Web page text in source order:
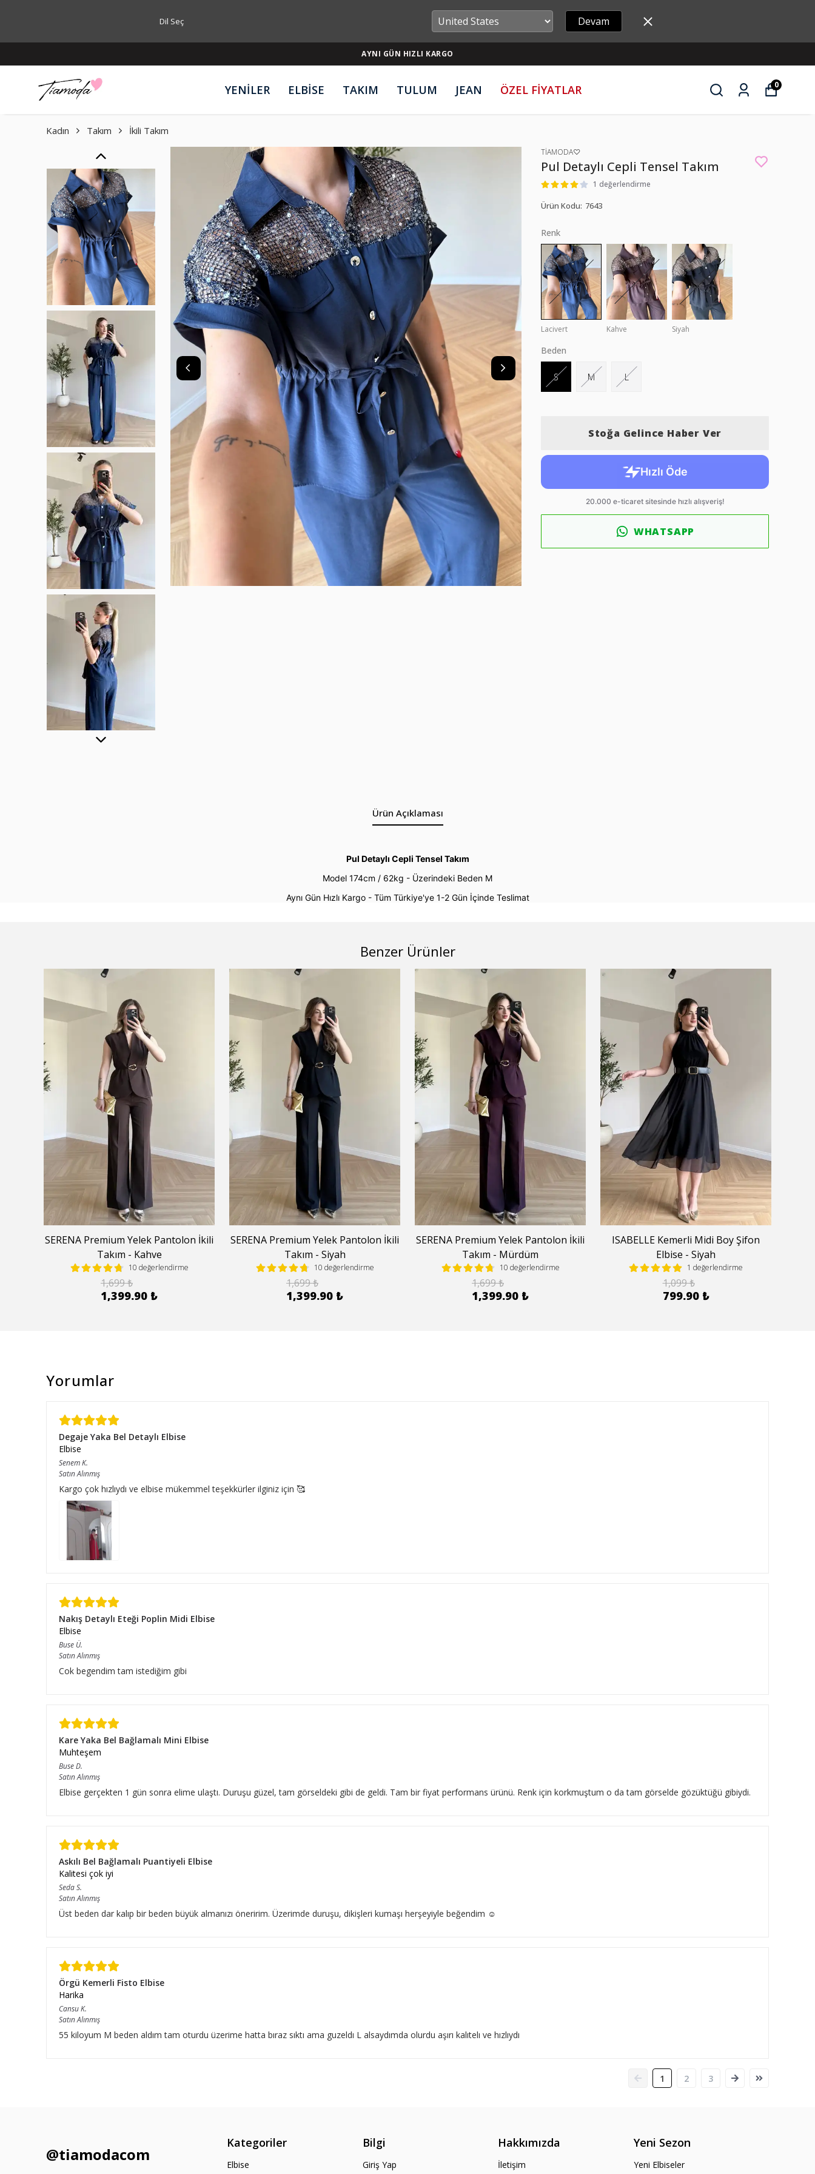
Dil Seç Devam
AYNI GÜN HIZLI KARGO
YENİLER ELBİSE TAKIM TULUM JEAN ÖZEL FİYATLAR 0
Kadın Takım İkili Takım
TİAMODA♡
Pul Detaylı Cepli Tensel Takım
1 değerlendirme
Ürün Kodu: 7643
Renk
Lacivert Kahve Siyah
Beden
S M L
Stoğa Gelince Haber Ver
WHATSAPP
Ürün Açıklaması
Pul Detaylı Cepli Tensel Takım
Model 174cm / 62kg - Üzerindeki Beden M
Aynı Gün Hızlı Kargo - Tüm Türkiye'ye 1-2 Gün İçinde Teslimat
Benzer Ürünler
SERENA Premium Yelek Pantolon İkili
Takım - Kahve
10 değerlendirme
1,699 ₺
1,399.90 ₺
SERENA Premium Yelek Pantolon İkili
Takım - Siyah
10 değerlendirme
1,699 ₺
1,399.90 ₺
SERENA Premium Yelek Pantolon İkili
Takım - Mürdüm
10 değerlendirme
1,699 ₺
1,399.90 ₺
ISABELLE Kemerli Midi Boy Şifon
Elbise - Siyah
1 değerlendirme
1,099 ₺
799.90 ₺
Yorumlar
Degaje Yaka Bel Detaylı Elbise
Elbise
SenemK.
Satın Alınmış
Kargo çok hızlıydı ve elbise mükemmel teşekkürler ilginiz için 🥰
Nakış Detaylı Eteği Poplin Midi Elbise
Elbise
Buse Ü.
Satın Alınmış
Cok begendim tam istediğim gibi
Kare Yaka Bel Bağlamalı Mini Elbise
Muhteşem
BuseD.
Satın Alınmış
Elbise gerçekten 1 gün sonra elime ulaştı. Duruşu güzel, tam görseldeki gibi de geldi. Tam bir fiyat performans ürünü. Renk için korkmuştum o da tam görselde gözüktüğü gibiydi.
Askılı Bel Bağlamalı Puantiyeli Elbise
Kalitesi çok iyi
SedaS.
Satın Alınmış
Üst beden dar kalıp bir beden büyük almanızı öneririm. Üzerimde duruşu, dikişleri kumaşı herşeyiyle beğendim ☺️
Örgü Kemerli Fisto Elbise
Harika
CansuK.
Satın Alınmış
55 kiloyum M beden aldım tam oturdu üzerime hatta bıraz sıktı ama guzeldı L alsaydımda olurdu aşırı kalıtelı ve hızlıydı
1 2 3
Kategoriler
Elbise
Bilgi
Giriş Yap
Hakkımızda
İletişim
Yeni Sezon
Yeni Elbiseler
@tiamodacom